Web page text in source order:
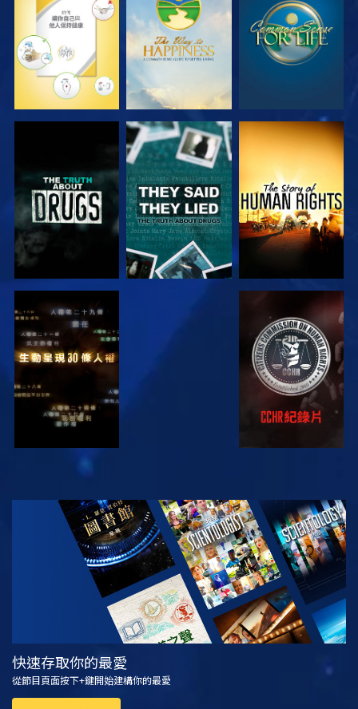
觀看 觀看
觀看 觀看
觀看 探索系列節目
快速存取你的最愛
從節目頁面按下+鍵開始建構你的最愛